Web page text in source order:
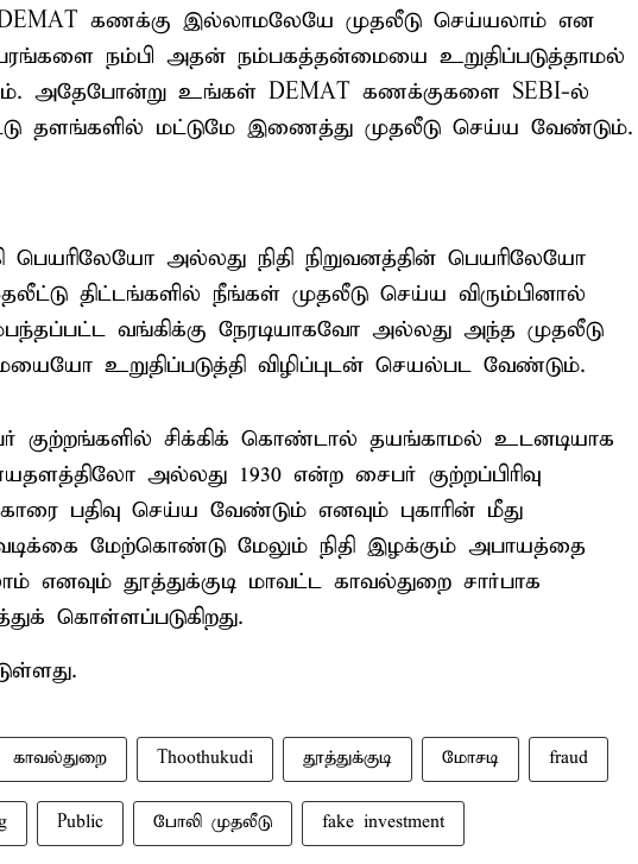
கணக்கு இல்லாமலேயே முதலீடு செய்யலாம் என
நம்பி அதன் நம்பகத்தன்மையை உறுதிப்படுத்தாமல்
அதேபோன்று உங்கள் DEMAT கணக்குகளை SEBI-ல்
தளங்களில் மட்டுமே இணைத்து முதலீடு செய்ய வேண்டும்.
பெயரிலேயோ அல்லது நிதி நிறுவனத்தின் பெயரிலேயோ
திட்டங்களில் நீங்கள் முதலீடு செய்ய விரும்பினால்
வங்கிக்கு நேரடியாகவோ அல்லது அந்த முதலீடு
உறுதிப்படுத்தி விழிப்புடன் செயல்பட வேண்டும்.
குற்றங்களில் சிக்கிக் கொண்டால் தயங்காமல் உடனடியாக
அல்லது 1930 என்ற சைபர் குற்றப்பிரிவு
பதிவு செய்ய வேண்டும் எனவும் புகாரின் மீது
மேற்கொண்டு மேலும் நிதி இழக்கும் அபாயத்தை
எனவும் தூத்துக்குடி மாவட்ட காவல்துறை சார்பாக
கொள்ளப்படுகிறது.
காவல்துறை Thoothukudi தூத்துக்குடி மோசடி fraud
Public போலி முதலீடு fake investment